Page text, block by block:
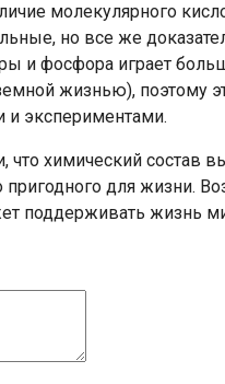
молекулярного
но все же
и фосфора играет
жизнью), поэтому
экспериментами.
что химический состав
пригодного для жизни.
поддерживать жизнь